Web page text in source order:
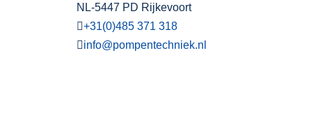
NL-5447 PD Rijkevoort
+31(0)485 371 318
info@pompentechniek.nl